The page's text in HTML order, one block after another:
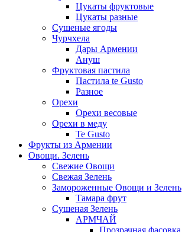
Цукаты фруктовые
Цукаты разные
Сушеные ягоды
Чурчхела
Дары Армении
Ануш
Фруктовая пастила
Пастила te Gusto
Разное
Орехи
Орехи весовые
Орехи в меду
Te Gusto
Фрукты из Армении
Овощи. Зелень
Свежие Овощи
Свежая Зелень
Замороженные Овощи и Зелень
Тамара фрут
Сушеная Зелень
АРМЧАЙ
Прозрачная фасовка